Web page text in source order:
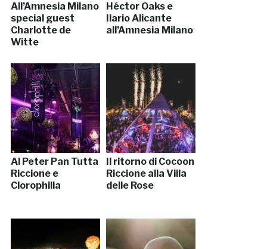
All’Amnesia Milano
special guest
Charlotte de
Witte
Héctor Oaks e
Ilario Alicante
all’Amnesia Milano
Al Peter Pan Tutta
Riccione e
Clorophilla
Il ritorno di Cocoon
Riccione alla Villa
delle Rose